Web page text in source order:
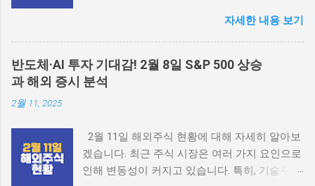
었습니다. 하지만 최근 미국의 경제 지표가 긍정
적으로 나타나면서, 다음 거래일에 대한 기대감
이 높아지고 있습니다. 특히, 고용 지표와 소비
자 물가 지수가 안정세를 보이고 있어, 연준의
증시 동향 유럽 증시는 2월 18일 또 다시 신고가
를 기록했습니다. 유럽의 주요 지수들은 강세를
보이며, 특히 독일 DAX와 프랑스 CAC 40이 두
해외주식의 전반적인 동향과 주요 요인들에 대
해 살펴보겠습니다. 테슬라 2025 전망 2월 18일
해외주식 시장 개요 현재 해외주식 시장은 다양
한 요소들에 의해 영향을 받고 있습니다. 특히
S&P 500 지수가 신고가를 경신하면서, 주식 시
고려해야 하는 중요한 요소입니다. S&P 500 시
장 동향 S&P 500 지수는 최근 경신을 이루었습
니다. 그러나 모든 주식이 동일한 흐름을 보이고
자세한 내용 보기
반도체·AI 투자 기대감! 2월 8일 S&P 500 상승
과 해외 증시 분석
2월 11, 2025
2월 11일 해외주식 현황에 대해 자세히 알아보
겠습니다. 최근 주식 시장은 여러 가지 요인으로
인해 변동성이 커지고 있습니다. 특히, 기술주가